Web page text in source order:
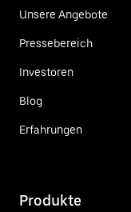
Unsere Angebote
Pressebereich
Investoren
Blog
Erfahrungen
Produkte